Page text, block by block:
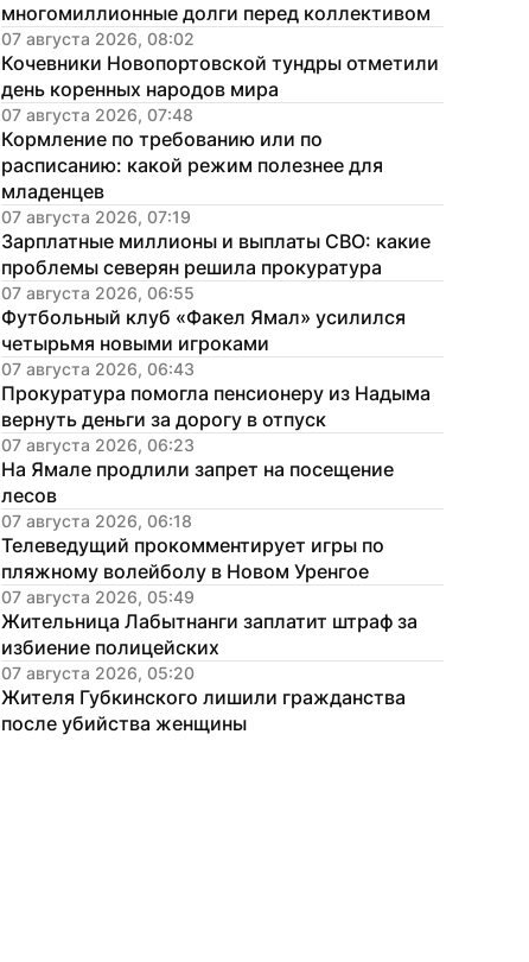
многомиллионные долги перед коллективом
07 августа 2026, 08:02
Кочевники Новопортовской тундры отметили
день коренных народов мира
07 августа 2026, 07:48
Кормление по требованию или по
расписанию: какой режим полезнее для
младенцев
07 августа 2026, 07:19
Зарплатные миллионы и выплаты СВО: какие
проблемы северян решила прокуратура
07 августа 2026, 06:55
Футбольный клуб «Факел Ямал» усилился
четырьмя новыми игроками
07 августа 2026, 06:43
Прокуратура помогла пенсионеру из Надыма
вернуть деньги за дорогу в отпуск
07 августа 2026, 06:23
На Ямале продлили запрет на посещение
лесов
07 августа 2026, 06:18
Телеведущий прокомментирует игры по
пляжному волейболу в Новом Уренгое
07 августа 2026, 05:49
Жительница Лабытнанги заплатит штраф за
избиение полицейских
07 августа 2026, 05:20
Жителя Губкинского лишили гражданства
после убийства женщины